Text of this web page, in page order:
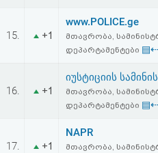
15. +1
www.POLICE.ge
მთავრობა,
დეპარტამენტები ▤⇠
16. +1
იუსტიციის
მთავრობა,
დეპარტამენტები ▤⇠
17. +1
NAPR
მთავრობა,